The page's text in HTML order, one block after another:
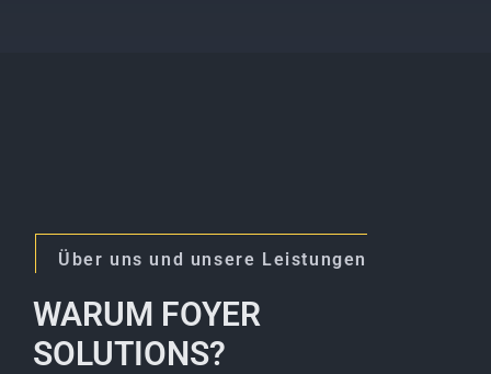
Über uns und unsere Leistungen
WARUM FOYER
SOLUTIONS?